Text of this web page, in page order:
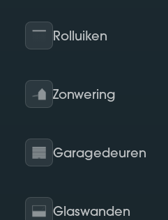
Rolluiken
Zonwering
Garagedeuren
Glaswanden